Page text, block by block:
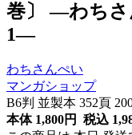
巻〕 ―わちさ
1―
わちさんぺい
マンガショップ
B6判 並製本 352頁
本体 1,800円 税込